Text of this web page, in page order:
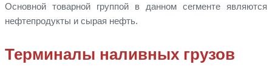
Основной товарной группой в данном сегменте являются
нефтепродукты и сырая нефть.
Терминалы наливных грузов